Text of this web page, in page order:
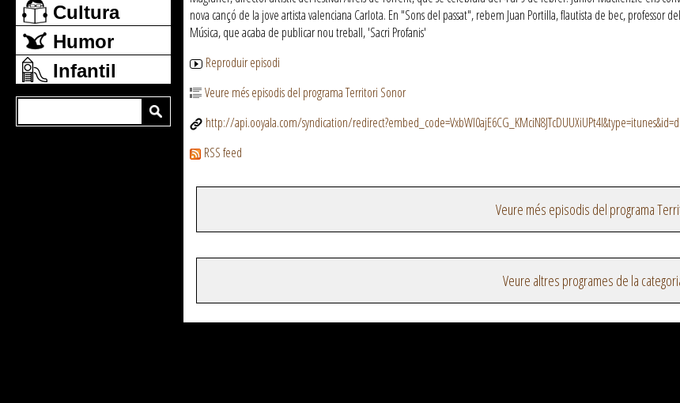
Cultura
Humor
Infantil
nova cançó de la jove artista valenciana Carlota. En "Sons del passat", rebem Juan Portilla, flautista de bec,
Música, que acaba de publicar nou treball, 'Sacri Profanis'
Reproduir episodi
Veure més episodis del programa Territori Sonor
http://api.ooyala.com/syndication/
RSS feed
Veure més episodis del programa
Veure altres programes de la